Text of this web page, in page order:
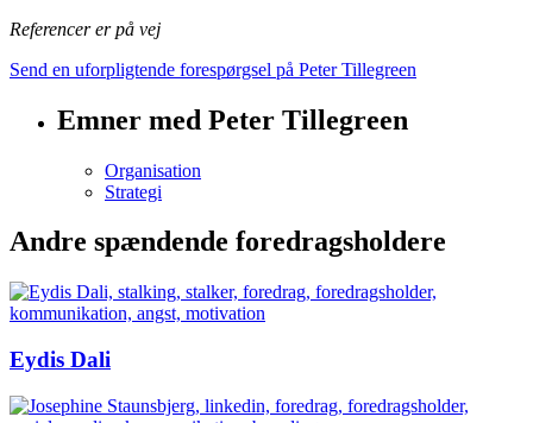
Referencer er på vej
Send en uforpligtende forespørgsel på Peter Tillegreen
Emner med Peter Tillegreen
Organisation
Strategi
Andre spændende foredragsholdere
Eydis Dali